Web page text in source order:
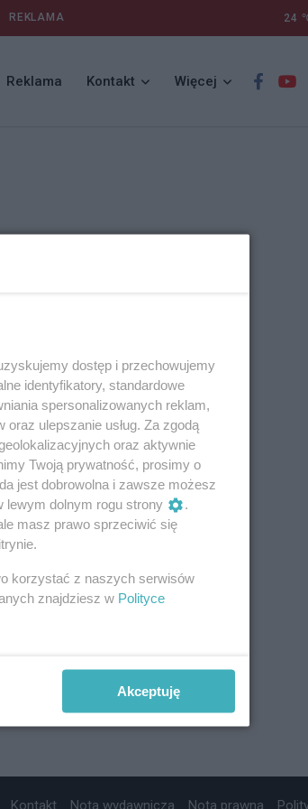
REKLAMA 24
Reklama Kontakt Więcej
Kontakt Nota wydawnicza Nota prawna
dostęp i przechowujemy
identyfikatory, standardowe
spersonalizowanych reklam,
ulepszanie usług. Za zgodą
oraz aktywnie
Twoją prywatność, prosimy o
jest dobrowolna i zawsze możesz
lewym dolnym rogu strony
.
masz prawo sprzeciwić się
korzystać z naszych serwisów
znajdziesz w Polityce
Akceptuję